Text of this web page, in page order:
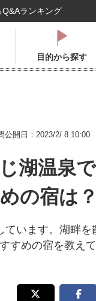
ランキング
目的から探す
公開日：2023/2/ 8 10:00
湖温泉
の宿は？
います。湖畔を
すめの宿を教え